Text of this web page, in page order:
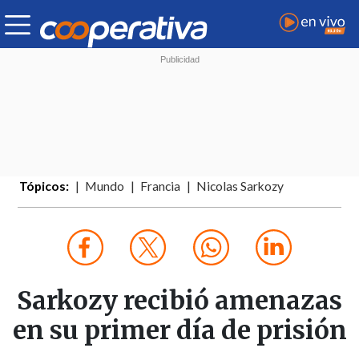
Tópicos: Mundo Francia Nicolas Sarkozy
Sarkozy recibió amenazas
en su primer día de prisión